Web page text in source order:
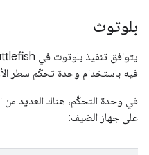
بلوتوث
فيه باستخدام وحدة تحكّم سطر
في وحدة التحكّم، هناك العديد من
على جهاز الضيف: